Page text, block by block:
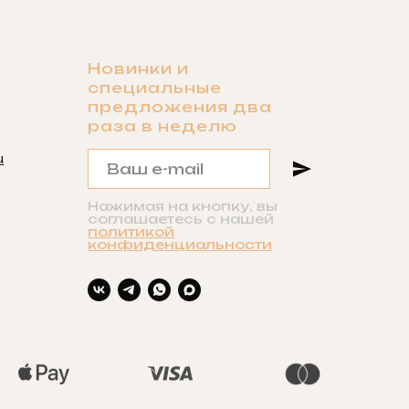
Новинки и
специальные
предложения два
раза в неделю
Нажимая на кнопку, вы
соглашаетесь с нашей
политикой
конфиденциальности